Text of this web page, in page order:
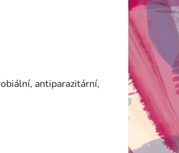
antiparazitární,